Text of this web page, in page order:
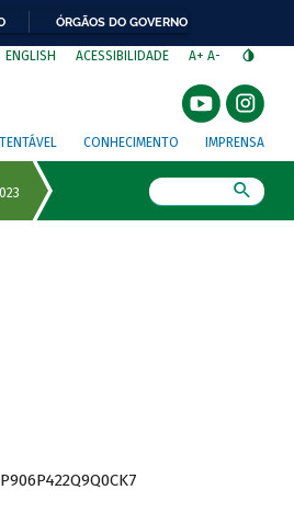
ÓRGÃOS DO GOVERNO
ENGLISH ACESSIBILIDADE A+ A-
CONHECIMENTO IMPRENSA